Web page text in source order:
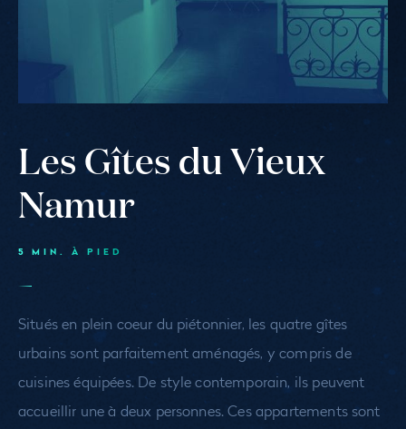
Les Gîtes du Vieux
Namur
5 MIN. À PIED
Situés en plein coeur du piétonnier, les quatre gîtes
urbains sont parfaitement aménagés, y compris de
cuisines équipées. De style contemporain, ils peuvent
accueillir une à deux personnes. Ces appartements sont